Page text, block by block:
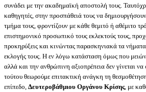
συνάδει με την ακαδημαϊκή αποστολή τους.
καθηγητές, στην προσπάθειά τους να
τμήμα τους, φροντίζουν με κάθε θεμιτό ή αθέμιτο
επιστημονικό προσωπικό τους εκλεκτούς τους,
προκηρύξεις και κινώντας παρασκηνιακά τα
εκλογής τους. Η εν λόγω κατάσταση όμως που
αλλά και την ανθρώπινη αξιοπρέπεια δεν γίνεται
τούτου θεωρούμε επιτακτική ανάγκη τη
επίπεδο, Δευτεροβάθμιου Οργάνου Κρίσης, με